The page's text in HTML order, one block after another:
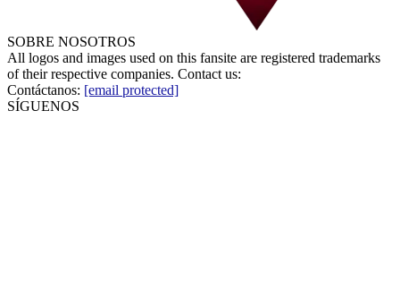
SOBRE NOSOTROS
All logos and images used on this fansite are registered trademarks
of their respective companies. Contact us:
Contáctanos: [email protected]
SÍGUENOS